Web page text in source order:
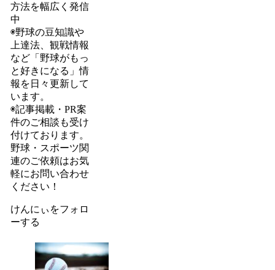
方法を幅広く発信
中
◉野球の豆知識や
上達法、観戦情報
など「野球がもっ
と好きになる」情
報を日々更新して
います。
◉記事掲載・PR案
件のご相談も受け
付けております。
野球・スポーツ関
連のご依頼はお気
軽にお問い合わせ
ください！
けんにぃをフォロ
ーする